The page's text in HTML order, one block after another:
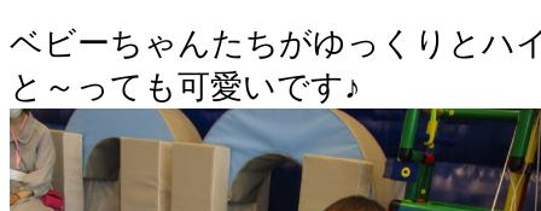
ベビーちゃんたちがゆっくりとハ
と～っても可愛いです♪